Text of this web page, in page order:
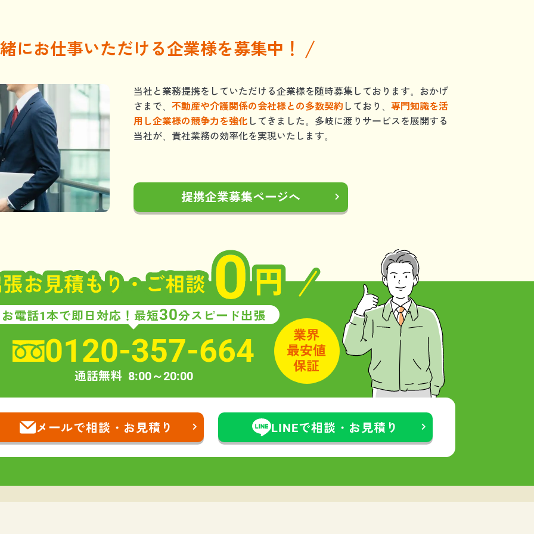
にお仕事いただける企業様を募集中！
当社と業務提携をしていただける企業様を随時募集しております。おかげ
さまで、 不動産や介護関係の会社様との多数契約 しており、 専門知識を活
用し企業様の競争力を強化 してきました。多岐に渡りサービスを展開する
当社が、貴社業務の効率化を実現いたします。
提携企業募集ページへ
お電話1本で即日対応！ 最短30分スピード出張
0120-357-664
通話無料 8:00～20:00
メールで相談・お見積り LINEで相談・お見積り